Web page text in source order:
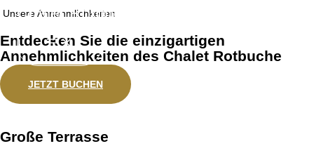
Zum
springen
⁠Chalet Rotbuche Potsdam
Unsere Annehmlichkeiten
Entdecken Sie die einzigartigen
Annehmlichkeiten des Chalet Rotbuche
JETZT BUCHEN
Große Terrasse